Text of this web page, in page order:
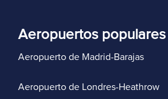
Aeropuertos populares
Aeropuerto de Madrid-Barajas
Aeropuerto de Londres-Heathrow